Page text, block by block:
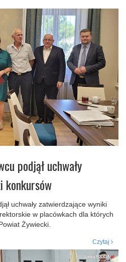
podjął uchwały
konkursów
uchwały zatwierdzające wyniki
w placówkach dla których
Żywiecki.
Czytaj